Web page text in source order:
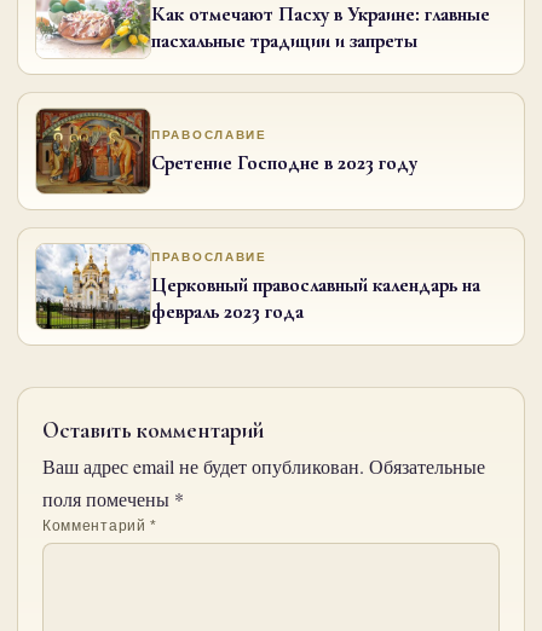
Как отмечают Пасху в Украине: главные
пасхальные традиции и запреты
ПРАВОСЛАВИЕ
Сретение Господне в 2023 году
ПРАВОСЛАВИЕ
Церковный православный календарь на
февраль 2023 года
Оставить комментарий
Ваш адрес email не будет опубликован. Обязательные
поля помечены *
Комментарий*